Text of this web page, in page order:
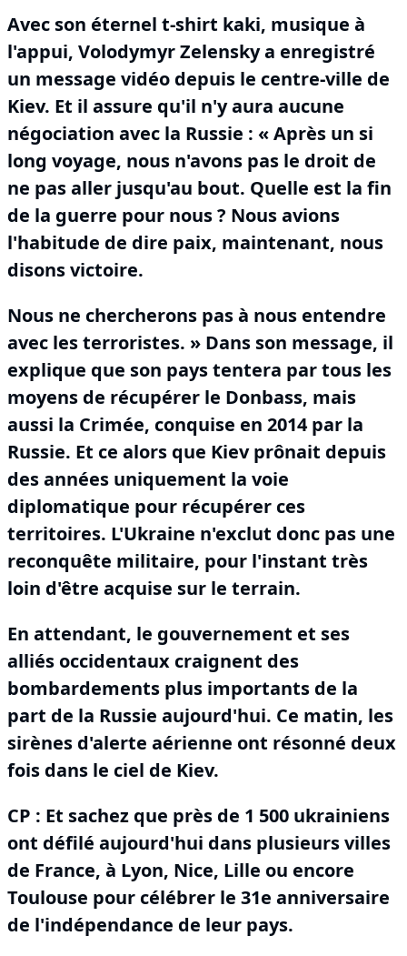
Avec son éternel t-shirt kaki, musique à
l'appui, Volodymyr Zelensky a enregistré
un message vidéo depuis le centre-ville de
Kiev. Et il assure qu'il n'y aura aucune
négociation avec la Russie : « Après un si
long voyage, nous n'avons pas le droit de
ne pas aller jusqu'au bout. Quelle est la fin
de la guerre pour nous ? Nous avions
l'habitude de dire paix, maintenant, nous
disons victoire.
Nous ne chercherons pas à nous entendre
avec les terroristes. » Dans son message, il
explique que son pays tentera par tous les
moyens de récupérer le Donbass, mais
aussi la Crimée, conquise en 2014 par la
Russie. Et ce alors que Kiev prônait depuis
des années uniquement la voie
diplomatique pour récupérer ces
territoires. L'Ukraine n'exclut donc pas une
reconquête militaire, pour l'instant très
loin d'être acquise sur le terrain.
En attendant, le gouvernement et ses
alliés occidentaux craignent des
bombardements plus importants de la
part de la Russie aujourd'hui. Ce matin, les
sirènes d'alerte aérienne ont résonné deux
fois dans le ciel de Kiev.
CP : Et sachez que près de 1 500 ukrainiens
ont défilé aujourd'hui dans plusieurs villes
de France, à Lyon, Nice, Lille ou encore
Toulouse pour célébrer le 31e anniversaire
de l'indépendance de leur pays.